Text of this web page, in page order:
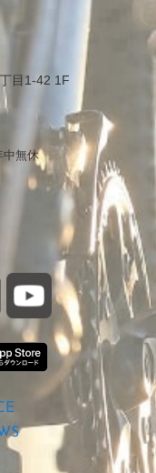
目1-42 1F
無休